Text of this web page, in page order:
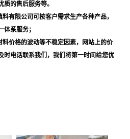
质的售后服务等。
有限公司可按客户需求生产各种产品，
系服务；
价格的波动等不稳定因素，网站上的价
时电话联系我们，我们将第一时间给您优